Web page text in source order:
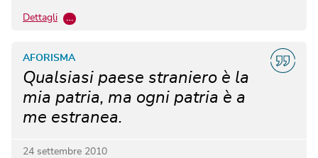
Dettagli …
Qualsiasi paese straniero è la
mia patria, ma ogni patria è a
me estranea.
AFORISMA
24 settembre 2010